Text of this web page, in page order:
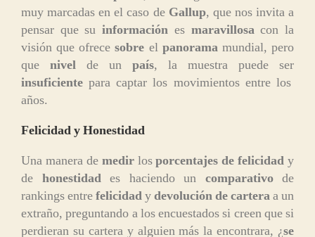
muy marcadas en el caso de Gallup, que nos invita a
pensar que suinformación es maravillosacon la
visión que ofrecesobre el panoramamundial, pero
que nivel de un país, la muestra puede ser
insuficiente para captar los movimientos entre los
años.
Felicidad y Honestidad
Una manera de medirlosporcentajes de felicidad y
de honestidades haciendo un comparativode
rankings entrefelicidadydevolución de carteraa un
extraño, preguntando a los encuestados si creen que si
perdieran su cartera y alguien más la encontrara, ¿se